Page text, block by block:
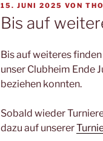
VERÖFFENTLICHT
AM
15. JUNI 2025 VON
Bis auf
Bis auf weiteres
unser Clubheim Ende
beziehen konnten.
Sobald wieder
dazu auf unserer